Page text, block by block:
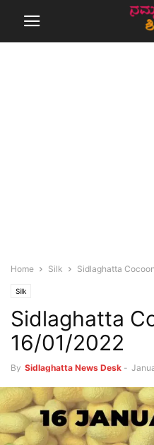
Home Silk Sidlaghatta
Silk
Sidlaghatta
16/01/2022
By Sidlaghatta News Desk -